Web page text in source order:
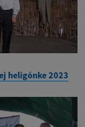
heligónke 2023